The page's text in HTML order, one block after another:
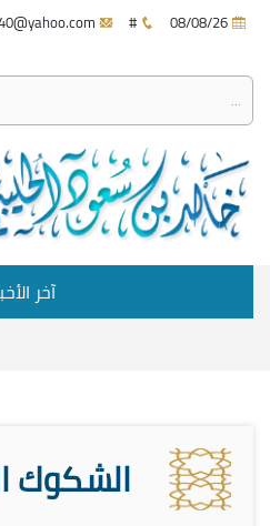
#
آخر
الشكوك